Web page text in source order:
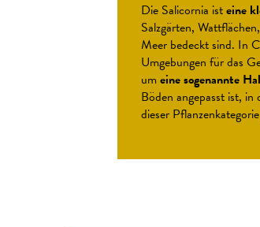
Die Salicornia isteine
Salzgärten,
Meer bedeckt sind. In
Umgebungen für das
umeine sogenannte
Böden angepasst ist,
dieser